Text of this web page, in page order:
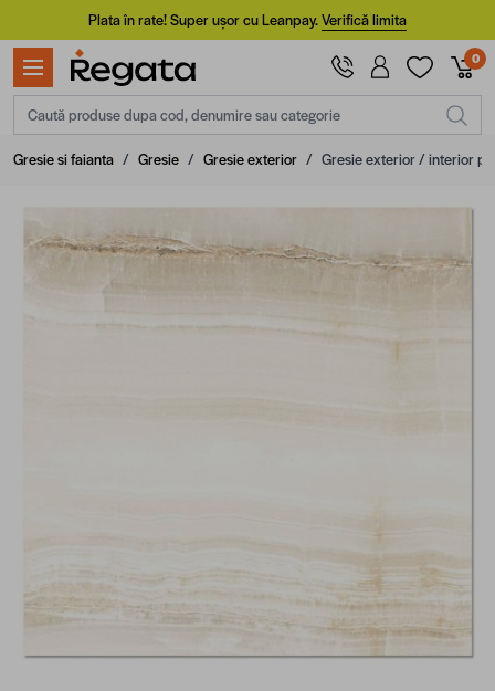
Mergi la ConținutPlata în rate! Super ușor cu Leanpay.Verifică limita
0
Caută produse dupa cod, denumire sau categorie
Gresie si faianta / Gresie / Gresie exterior / Gresie exterior / interior